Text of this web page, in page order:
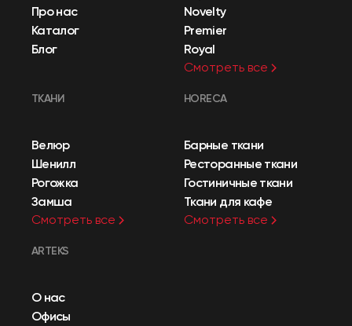
Про нас
Каталог
Блог
Novelty
Premier
Royal
Смотреть все
ТКАНИ
Велюр
Шенилл
Рогожка
Замша
Смотреть все
HORECA
Барные ткани
Ресторанные ткани
Гостиничные ткани
Ткани для кафе
Смотреть все
ARTEKS
О нас
Офисы